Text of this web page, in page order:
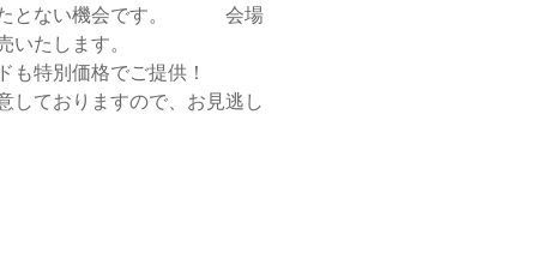
たとない機会です。 会場
いたします。
も特別価格でご提供！
しておりますので、お見逃し